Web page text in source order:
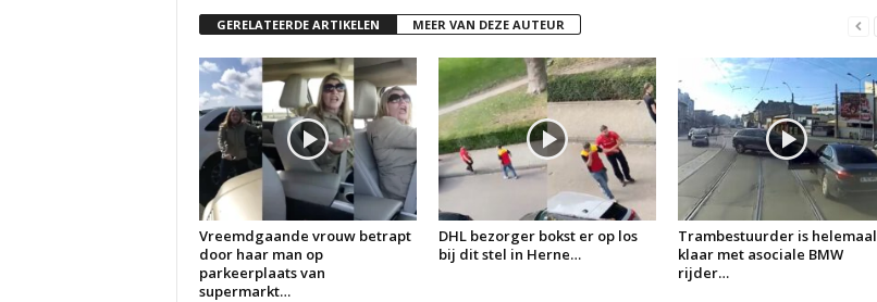
GERELATEERDE ARTIKELEN MEER VAN DEZE AUTEUR
Vreemdgaande vrouw betrapt
door haar man op
parkeerplaats van
supermarkt…
DHL bezorger bokst er op los
bij dit stel in Herne…
Trambestuurder is helemaal
klaar met asociale BMW
rijder…